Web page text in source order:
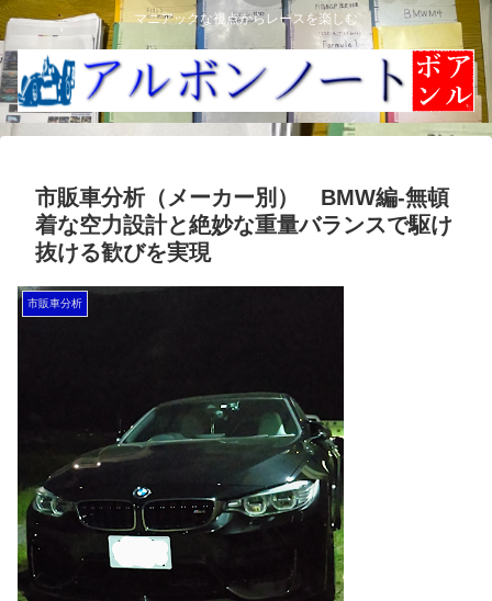
マニアックな視点からレースを楽しむ
市販車分析（メーカー別） BMW編-無頓
着な空力設計と絶妙な重量バランスで駆け
抜ける歓びを実現
市販車分析